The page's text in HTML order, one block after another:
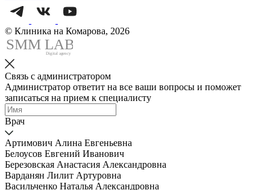
© Клиника на Комарова, 2026
SMM LAB
Digital agency
Связь с администратором
Администратор ответит на все ваши вопросы и поможет
записаться на прием к специалисту
Врач
Артимович Алина Евгеньевна
Белоусов Евгений Иванович
Березовская Анастасия Александровна
Варданян Лилит Артуровна
Васильченко Наталья Александровна